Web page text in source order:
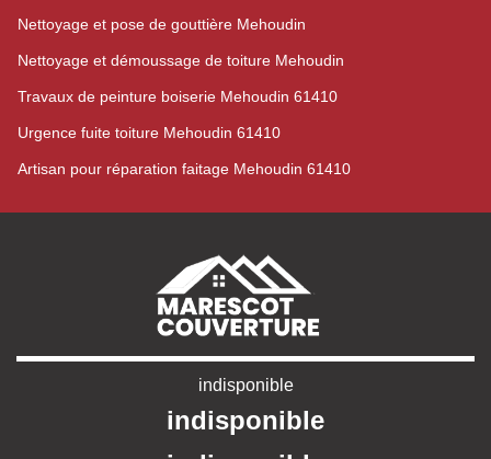
Nettoyage et pose de gouttière Mehoudin
Nettoyage et démoussage de toiture Mehoudin
Travaux de peinture boiserie Mehoudin 61410
Urgence fuite toiture Mehoudin 61410
Artisan pour réparation faitage Mehoudin 61410
indisponible
indisponible